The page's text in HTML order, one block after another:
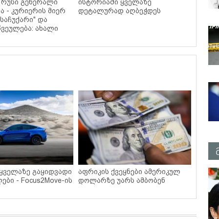
გენერალი
- კურიერის მიერ
და
ახალი
ისტორიაში ყველაზე
დეტალურად აღბეჭდეს
გაყიდვადი
- Focus2Move-ის
აფრიკის ქვეყნები ამერიკულ
დოლარზე უარს ამბობენ